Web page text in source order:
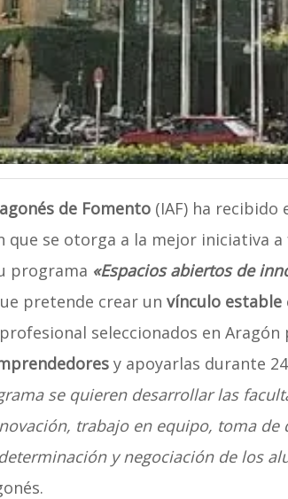
de Fomento(IAF) ha recibido
que se otorga a la mejor iniciativa
programa «Espacios abiertos de
pretende crear un vínculo estable
seleccionados en Aragón
y apoyarlas durante
se quieren desarrollar las
trabajo en equipo, toma de
y negociación de los